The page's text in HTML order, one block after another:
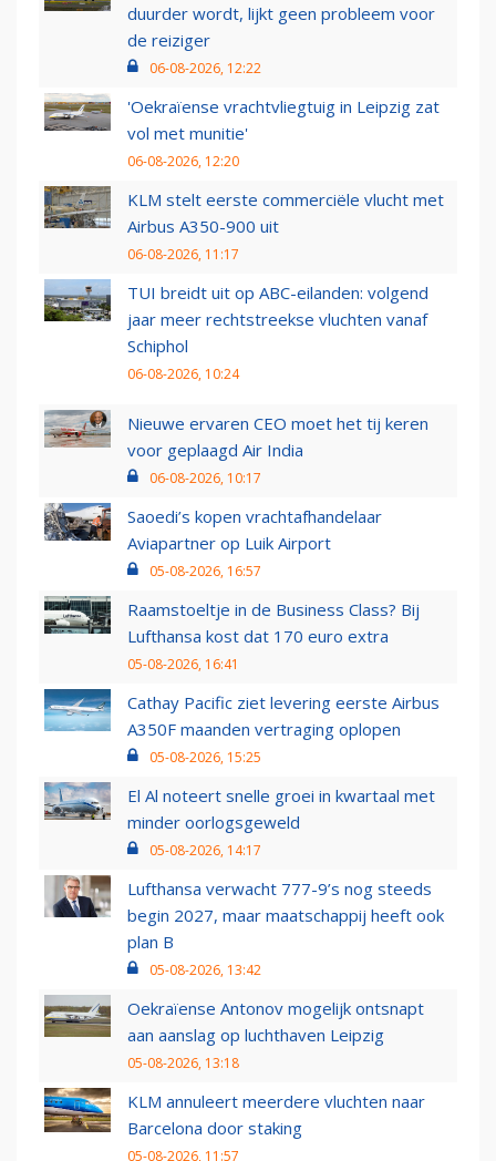
duurder wordt, lijkt geen probleem voor
de reiziger
06-08-2026, 12:22
'Oekraïense vrachtvliegtuig in Leipzig zat
vol met munitie'
06-08-2026, 12:20
KLM stelt eerste commerciële vlucht met
Airbus A350-900 uit
06-08-2026, 11:17
TUI breidt uit op ABC-eilanden: volgend
jaar meer rechtstreekse vluchten vanaf
Schiphol
06-08-2026, 10:24
Nieuwe ervaren CEO moet het tij keren
voor geplaagd Air India
06-08-2026, 10:17
Saoedi’s kopen vrachtafhandelaar
Aviapartner op Luik Airport
05-08-2026, 16:57
Raamstoeltje in de Business Class? Bij
Lufthansa kost dat 170 euro extra
05-08-2026, 16:41
Cathay Pacific ziet levering eerste Airbus
A350F maanden vertraging oplopen
05-08-2026, 15:25
El Al noteert snelle groei in kwartaal met
minder oorlogsgeweld
05-08-2026, 14:17
Lufthansa verwacht 777-9’s nog steeds
begin 2027, maar maatschappij heeft ook
plan B
05-08-2026, 13:42
Oekraïense Antonov mogelijk ontsnapt
aan aanslag op luchthaven Leipzig
05-08-2026, 13:18
KLM annuleert meerdere vluchten naar
Barcelona door staking
05-08-2026, 11:57